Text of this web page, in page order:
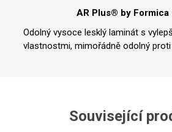
AR Plus® by Formica
Odolný vysoce lesklý laminát s
vlastnostmi, mimořádně odolný
Související